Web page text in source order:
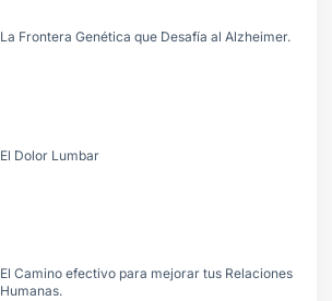
La Frontera Genética que Desafía al Alzheimer.
El Dolor Lumbar
El Camino efectivo para mejorar tus Relaciones
Humanas.